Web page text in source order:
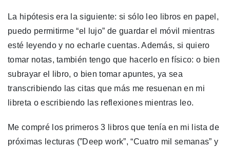
La hipótesis era la siguiente: si sólo leo libros en papel,
puedo permitirme “el lujo” de guardar el móvil mientras
esté leyendo y no echarle cuentas. Además, si quiero
tomar notas, también tengo que hacerlo en físico: o bien
subrayar el libro, o bien tomar apuntes, ya sea
transcribiendo las citas que más me resuenan en mi
libreta o escribiendo las reflexiones mientras leo.
Me compré los primeros 3 libros que tenía en mi lista de
próximas lecturas (”Deep work”, “Cuatro mil semanas” y